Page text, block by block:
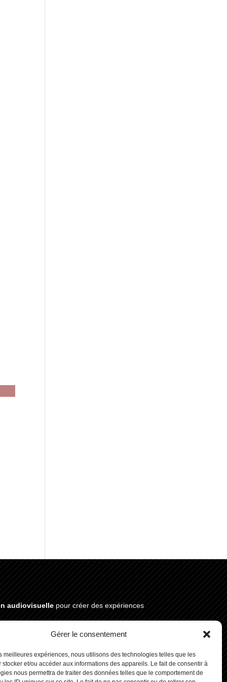
Gérer le consentement
meilleures expériences, nous utilisons des technologies telles que les
stocker et/ou accéder aux informations des appareils. Le fait de consentir à
nous permettra de traiter des données telles que le comportement de
audiovisuelle pour créer des expériences
INFOS